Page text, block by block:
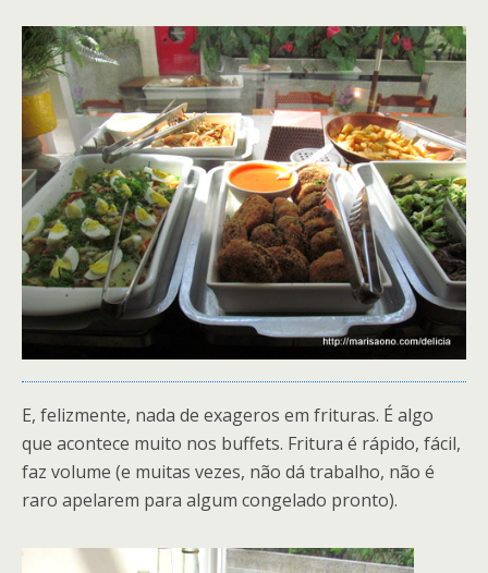
E, felizmente, nada de exageros em frituras. É algo
que acontece muito nos buffets. Fritura é rápido, fácil,
faz volume (e muitas vezes, não dá trabalho, não é
raro apelarem para algum congelado pronto).